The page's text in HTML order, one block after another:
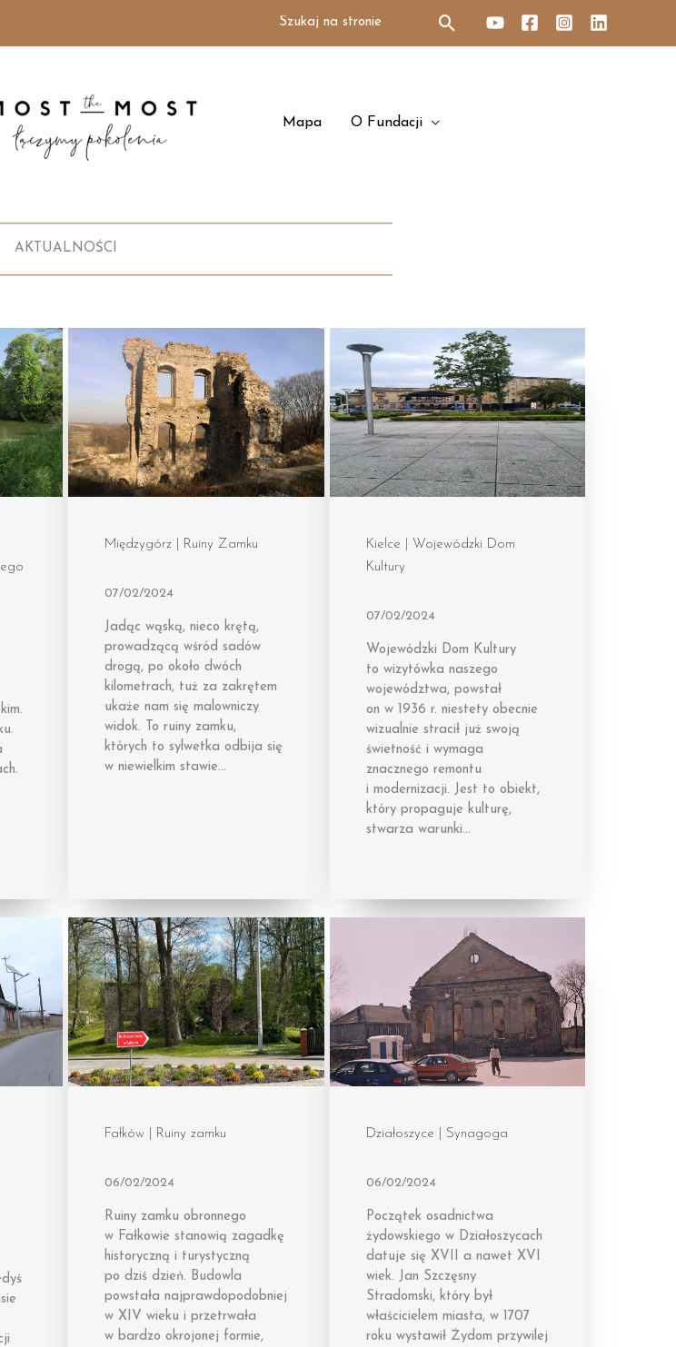
for:
Mapa O Fundacji
AKTUALNOŚCI
Międzygórz | Ruiny Zamku
07/02/2024
Jadąc wąską, nieco krętą,
prowadzącą wśród sadów
drogą, po około dwóch
kilometrach, tuż za zakrętem
ukaże nam się malowniczy
widok. To ruiny zamku,
których to sylwetka odbija się
w niewielkim stawie…
Kielce | Wojewódzki Dom
Kultury
07/02/2024
Wojewódzki Dom Kultury
to wizytówka naszego
województwa, powstał
on w 1936 r. niestety obecnie
wizualnie stracił już swoją
świetność i wymaga
znacznego remontu
i modernizacji. Jest to obiekt,
który propaguje kulturę,
stwarza warunki…
Fałków | Ruiny zamku
06/02/2024
Ruiny zamku obronnego
w Fałkowie stanowią zagadkę
historyczną i turystyczną
po dziś dzień. Budowla
powstała najprawdopodobniej
w XIV wieku i przetrwała
w bardzo okrojonej formie,
Działoszyce | Synagoga
06/02/2024
Początek osadnictwa
żydowskiego w Działoszycach
datuje się XVII a nawet XVI
wiek. Jan Szczęsny
Stradomski, który był
właścicielem miasta, w 1707
roku wystawił Żydom przywilej